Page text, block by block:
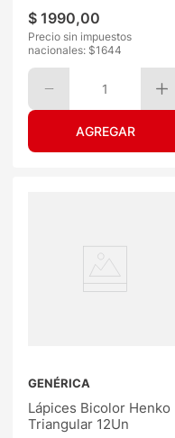
$ 1990,00
Precio sin impuestos
nacionales: $1644
1
GENÉRICA
Lápices Bicolor Henko
Triangular 12Un